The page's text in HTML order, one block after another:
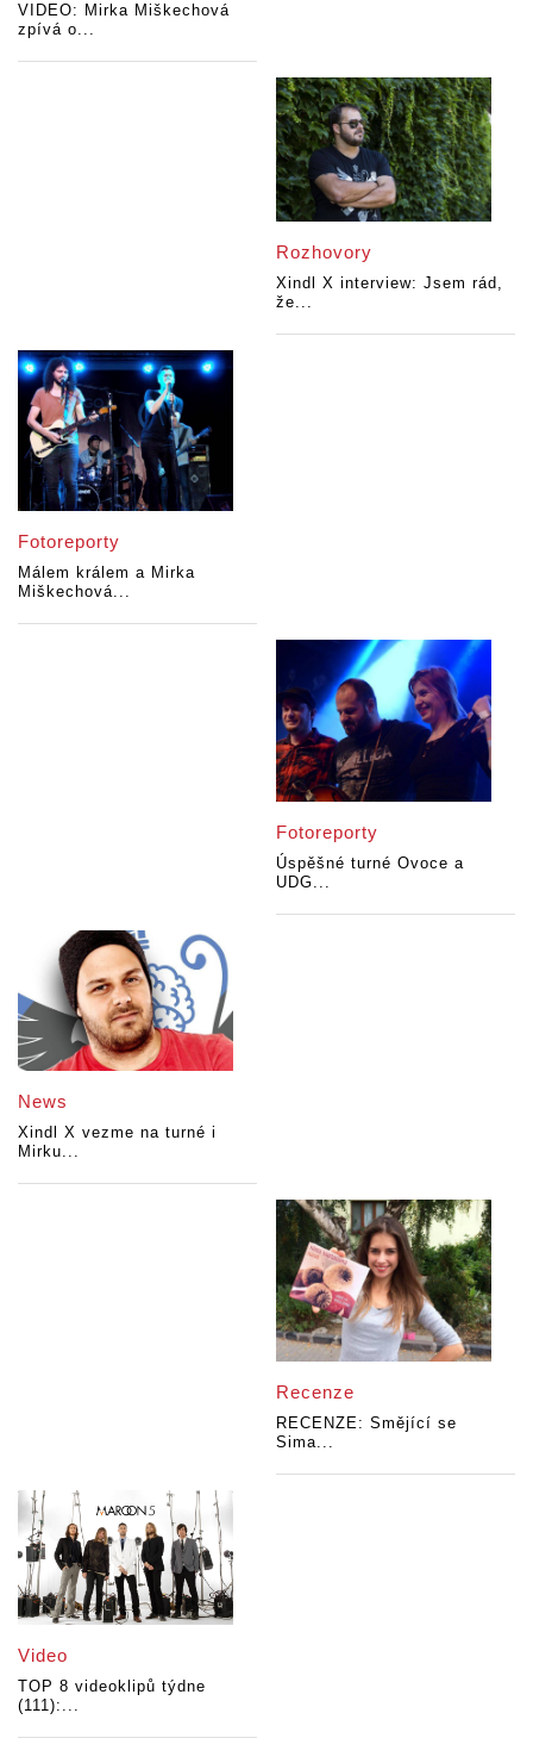
VIDEO: Mirka Miškechová
zpívá o...
Rozhovory
Xindl X interview: Jsem rád,
že...
Fotoreporty
Málem králem a Mirka
Miškechová...
Fotoreporty
Úspěšné turné Ovoce a
UDG...
News
Xindl X vezme na turné i
Mirku...
Recenze
RECENZE: Smějící se
Sima...
Video
TOP 8 videoklipů týdne
(111):...